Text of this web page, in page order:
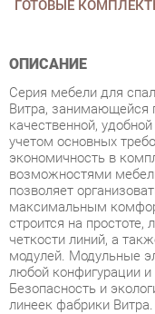
ОПИСАНИЕ
качественной, удобной
учетом основных
экономичность в
возможностями
позволяет
максимальным
строится на простоте,
четкости линий, а
модулей. Модульные
любой конфигурации и
Безопасность и
линеек фабрики Витра.
декор и хорошо
гарнитур уникальным.
многофункциональна,
долговечна в процессе